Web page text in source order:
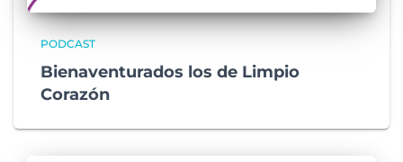
PODCAST
Bienaventurados los de Limpio
Corazón